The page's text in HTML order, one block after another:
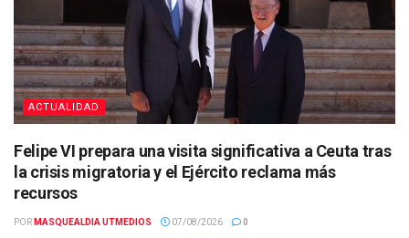
ACTUALIDAD
Felipe VI prepara una visita significativa a Ceuta tras
la crisis migratoria y el Ejército reclama más
recursos
POR MASQUEALDIA UTMEDIOS 07/08/2026 0